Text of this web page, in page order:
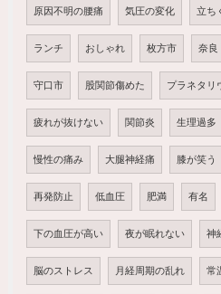
原因不明の腰痛 気圧の変化 立ち
ランチ おしゃれ 枚方市 奈良
守口市 股関節傷めた プラネタリ
疲れが抜けない 関節炎 生理過多
慢性の痛み 大腿神経痛 膝が笑う
再発防止 低血圧 肥満 有名
下の血圧が高い 夜が眠れない 神
脳のストレス 月経周期の乱れ 常